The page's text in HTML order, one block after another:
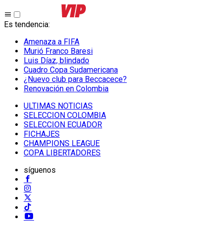
Es tendencia:
Amenaza a FIFA
Murió Franco Baresi
Luis Díaz, blindado
Cuadro Copa Sudamericana
¿Nuevo club para Beccacece?
Renovación en Colombia
ULTIMAS NOTICIAS
SELECCION COLOMBIA
SELECCION ECUADOR
FICHAJES
CHAMPIONS LEAGUE
COPA LIBERTADORES
síguenos